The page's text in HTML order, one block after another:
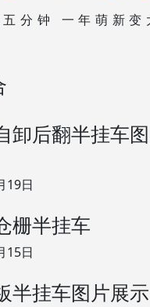
分钟 一年萌新变
卸后翻半挂车
19日
栅半挂车
15日
半挂车图片展示